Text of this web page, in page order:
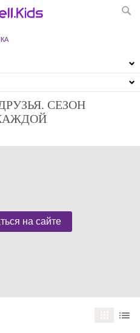
СЕЗОН
на сайте